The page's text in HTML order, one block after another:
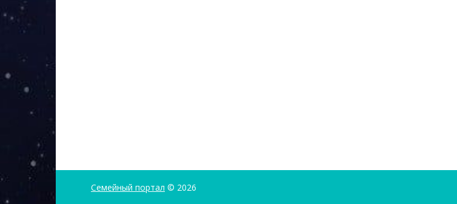
Семейный портал © 2026